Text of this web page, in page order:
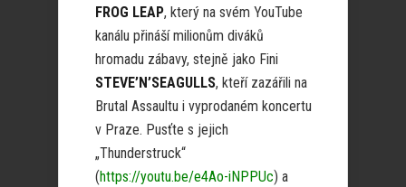
FROG LEAP, který na svém YouTube
kanálu přináší milionům diváků
hromadu zábavy, stejně jako Fini
STEVE’N’SEAGULLS, kteří zazářili na
Brutal Assaultu i vyprodaném koncertu
v Praze. Pusťte s jejich
„Thunderstruck“
(https://youtu.be/e4Ao-iNPPUc) a